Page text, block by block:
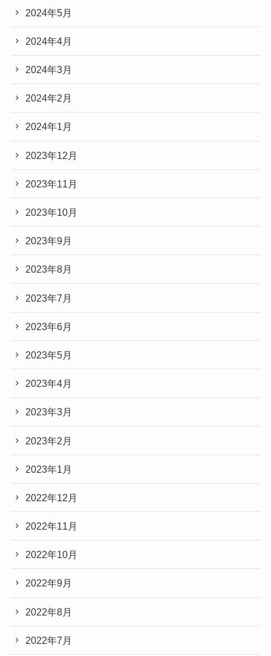
2024年5月
2024年4月
2024年3月
2024年2月
2024年1月
2023年12月
2023年11月
2023年10月
2023年9月
2023年8月
2023年7月
2023年6月
2023年5月
2023年4月
2023年3月
2023年2月
2023年1月
2022年12月
2022年11月
2022年10月
2022年9月
2022年8月
2022年7月